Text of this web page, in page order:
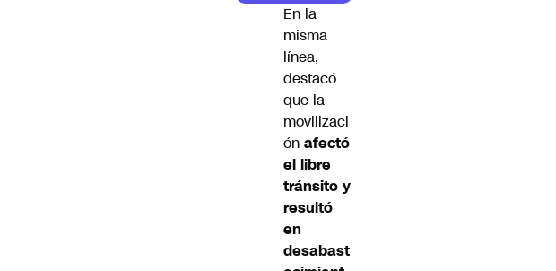
En la
misma
línea,
destacó
que la
movilizaci
ón afectó
el libre
tránsito y
resultó
en
desabast